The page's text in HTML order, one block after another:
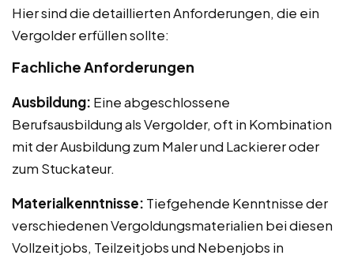
Hier sind die detaillierten Anforderungen, die ein
Vergolder erfüllen sollte:
Fachliche Anforderungen
Ausbildung: Eine abgeschlossene
Berufsausbildung als Vergolder, oft in Kombination
mit der Ausbildung zum Maler und Lackierer oder
zum Stuckateur.
Materialkenntnisse: Tiefgehende Kenntnisse der
verschiedenen Vergoldungsmaterialien bei diesen
Vollzeitjobs, Teilzeitjobs und Nebenjobs in